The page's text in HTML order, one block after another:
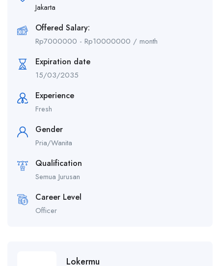
Jakarta
Offered Salary:
Rp7000000 - Rp10000000 / month
Expiration date
15/03/2035
Experience
Fresh
Gender
Pria/Wanita
Qualification
Semua Jurusan
Career Level
Officer
Lokermu